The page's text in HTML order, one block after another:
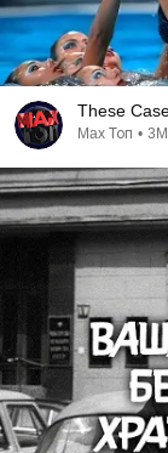
These
Max Топ •